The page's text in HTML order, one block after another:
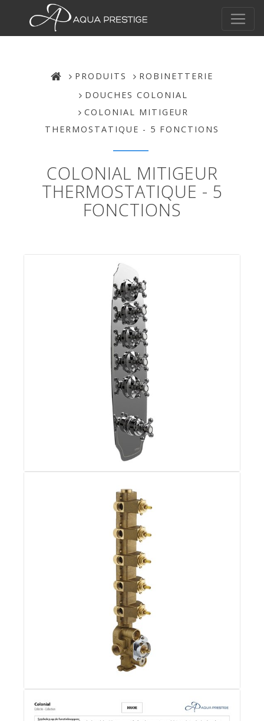
PRODUITS
ROBINETTERIE
DOUCHES COLONIAL
COLONIAL MITIGEUR
THERMOSTATIQUE - 5 FONCTIONS
COLONIAL MITIGEUR
THERMOSTATIQUE - 5
FONCTIONS